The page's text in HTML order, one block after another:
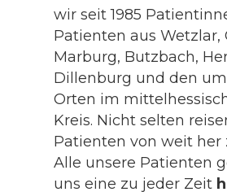
wir seit 1985
Patienten aus Wetzlar,
Marburg, Butzbach,
Dillenburg und den
Orten im
Kreis. Nicht selten
Patienten von weit her
Alle unsere Patienten
uns eine zu jeder Zeit